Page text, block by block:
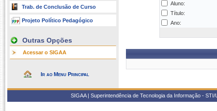
Trab. de Conclusão de Curso
Projeto Político Pedagógico
Outras Opções
Acessar o SIGAA
Ir ao Menu Principal
Aluno:
Título:
Ano:
SIGAA | Superintendência de Tecnologia da Informação -